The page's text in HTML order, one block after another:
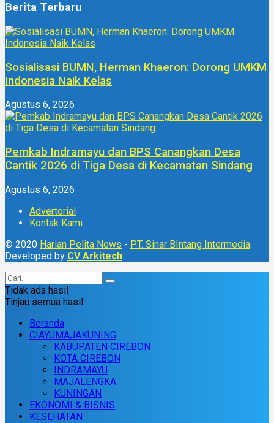
Berita Terbaru
Sosialisasi BUMN, Herman Khaeron: Dorong UMKM
Indonesia Naik Kelas
Agustus 6, 2026
Pemkab Indramayu dan BPS Canangkan Desa
Cantik 2026 di Tiga Desa di Kecamatan Sindang
Agustus 6, 2026
Advertorial
Kontak Kami
© 2020 Harian Pelita News - PT. Sinar BIntang Intermedia.
Developed by CV Arkitech.
Tidak ada hasil
Tinjau semua hasil
Beranda
CIAYUMAJAKUNING
KABUPATEN CIREBON
KOTA CIREBON
INDRAMAYU
MAJALENGKA
KUNINGAN
EKONOMI & BISNIS
KESEHATAN